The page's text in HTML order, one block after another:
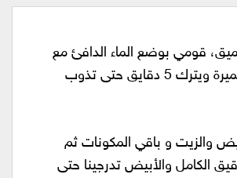
قومي بوضع الماء الدافئ مع
السكر والخميرة ويترك 5 دقايق حتى تذوب
والزيت و باقي المكونات ثم
الكامل والأبيض تدرجينا حتى